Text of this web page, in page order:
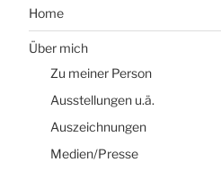
Home
Über mich
Zu meiner Person
Ausstellungen u.ä.
Auszeichnungen
Medien/Presse